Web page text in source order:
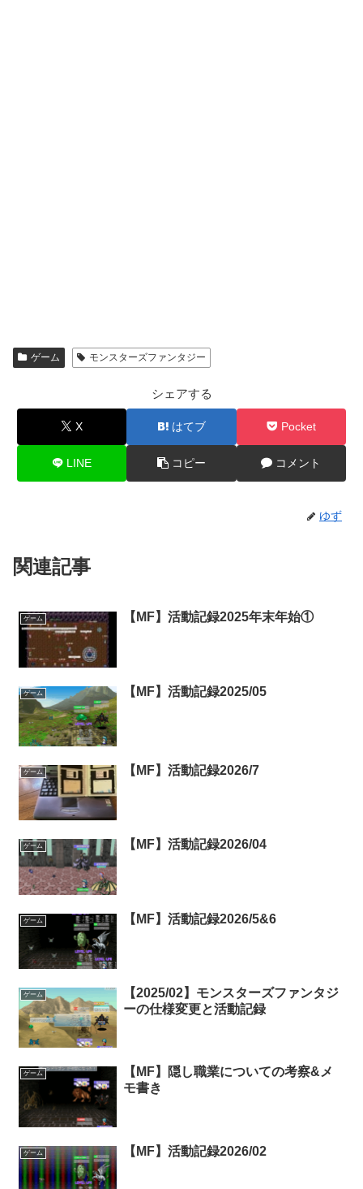
ゲーム モンスターズファンタジー
シェアする
X はてブ Pocket
LINE コピー コメント
ゆず
関連記事
ゲーム 【MF】活動記録2025年末年始①
ゲーム 【MF】活動記録2025/05
ゲーム 【MF】活動記録2026/7
ゲーム 【MF】活動記録2026/04
ゲーム 【MF】活動記録2026/5&6
ゲーム
【2025/02】モンスターズファンタジ
ーの仕様変更と活動記録
ゲーム
【MF】隠し職業についての考察&メ
モ書き
ゲーム 【MF】活動記録2026/02